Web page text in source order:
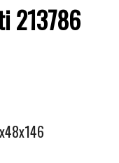
213786